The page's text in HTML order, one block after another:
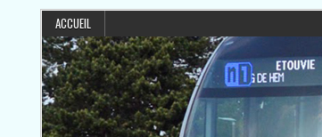
ACCUEIL